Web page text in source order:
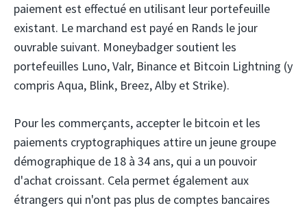
paiement est effectué en utilisant leur portefeuille
existant. Le marchand est payé en Rands le jour
ouvrable suivant. Moneybadger soutient les
portefeuilles Luno, Valr, Binance et Bitcoin Lightning (y
compris Aqua, Blink, Breez, Alby et Strike).
Pour les commerçants, accepter le bitcoin et les
paiements cryptographiques attire un jeune groupe
démographique de 18 à 34 ans, qui a un pouvoir
d'achat croissant. Cela permet également aux
étrangers qui n'ont pas plus de comptes bancaires